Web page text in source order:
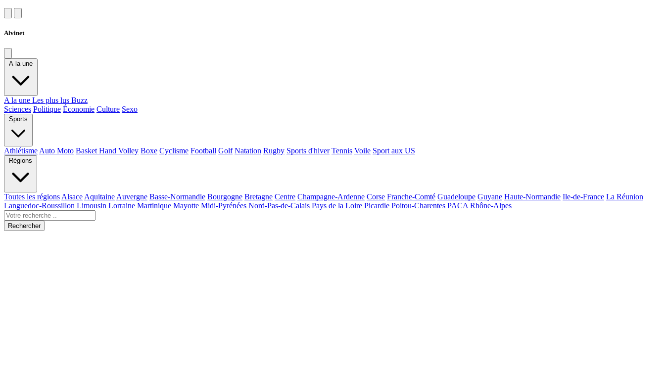
Alvinet
A la une
A la une Les plus lus Buzz
Sciences Politique Économie Culture Sexo
Sports
Athlétisme Auto Moto Basket Hand Volley Boxe Cyclisme Football Golf Natation Rugby Sports d'hiver Tennis Voile Sport aux US
Régions
Toutes les régions Alsace Aquitaine Auvergne Basse-Normandie Bourgogne Bretagne Centre Champagne-Ardenne Corse Franche-Comté Guadeloupe Guyane Haute-Normandie Ile-de-France La Réunion
Languedoc-Roussillon Limousin Lorraine Martinique Mayotte Midi-Pyrénées Nord-Pas-de-Calais Pays de la Loire Picardie Poitou-Charentes PACA Rhône-Alpes
Rechercher